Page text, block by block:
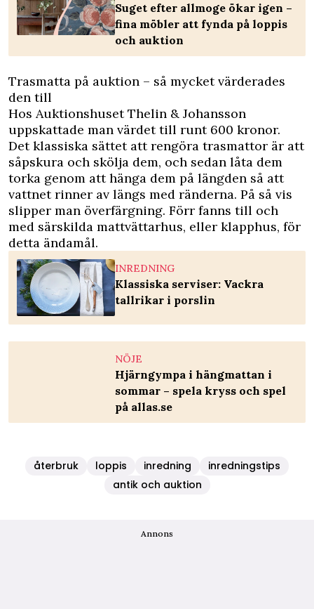
Suget efter allmoge ökar igen –
fina möbler att fynda på loppis
och auktion
Trasmatta på auktion – så mycket värderades
den till
Hos Auktionshuset Thelin & Johansson
uppskattade man värdet till runt 600 kronor.
Det klassiska sättet att rengöra trasmattor är att
såpskura och skölja dem, och sedan låta dem
torka genom att hänga dem på längden så att
vattnet rinner av längs med ränderna. På så vis
slipper man överfärgning. Förr fanns till och
med särskilda mattvättarhus, eller klapphus, för
detta ändamål.
INREDNING
Klassiska serviser: Vackra
tallrikar i porslin
NÖJE
Hjärngympa i hängmattan i
sommar – spela kryss och spel
på allas.se
återbruk loppis inredning
inredningstips
antik och auktion
Annons